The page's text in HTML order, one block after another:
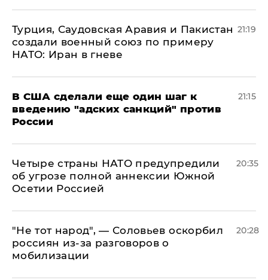
Турция, Саудовская Аравия и Пакистан
создали военный союз по примеру
НАТО: Иран в гневе
21:19
В США сделали еще один шаг к
введению "адских санкций" против
России
21:15
Четыре страны НАТО предупредили
об угрозе полной аннексии Южной
Осетии Россией
20:35
​"Не тот народ", — Соловьев оскорбил
россиян из-за разговоров о
мобилизации
20:28